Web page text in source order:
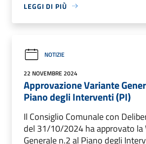
LEGGI DI PIÙ
NOTIZIE
22 NOVEMBRE 2024
Approvazione Variante
Piano degli Interventi (PI)
Il Consiglio Comunale con
del 31/10/2024 ha approvato la
Generale n.2 al Piano degli